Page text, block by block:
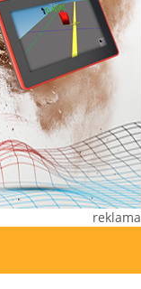
reklama